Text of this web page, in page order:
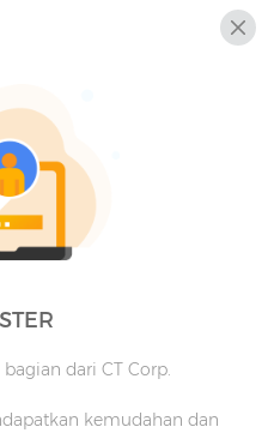
dari CT Corp.
kemudahan dan